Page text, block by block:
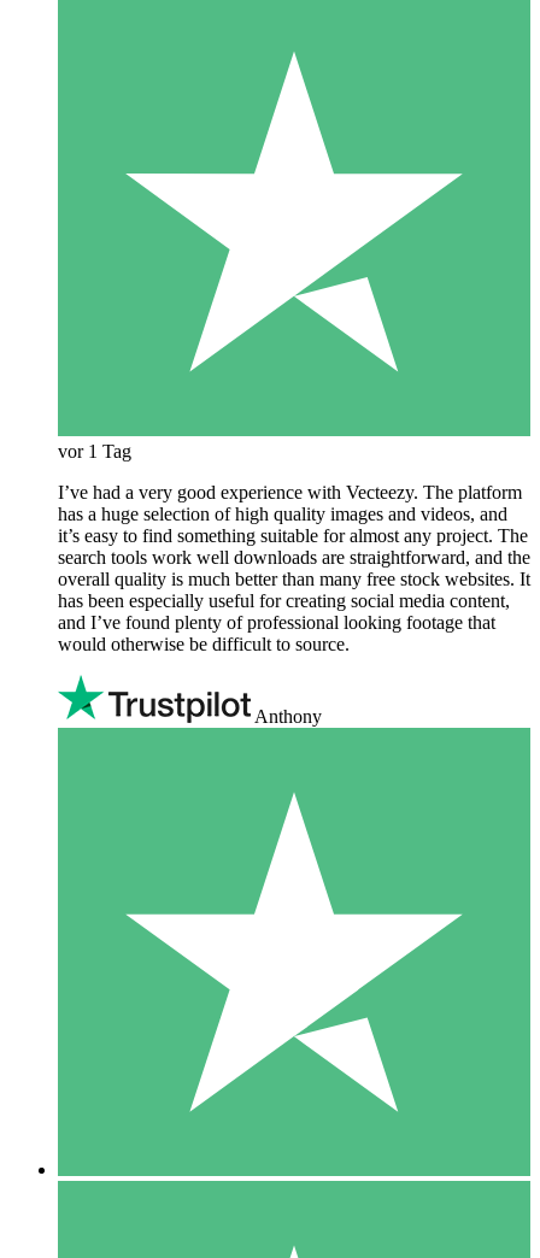
vor 1 Tag
I’ve had a very good experience with Vecteezy. The platform
has a huge selection of high quality images and videos, and
it’s easy to find something suitable for almost any project. The
search tools work well downloads are straightforward, and the
overall quality is much better than many free stock websites. It
has been especially useful for creating social media content,
and I’ve found plenty of professional looking footage that
would otherwise be difficult to source.
Anthony